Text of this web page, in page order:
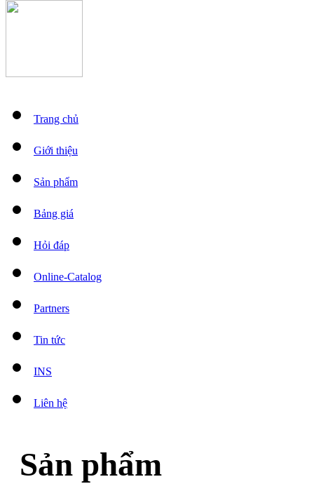
Trang chủ
Giới thiệu
Sản phẩm
Bảng giá
Hỏi đáp
Online-Catalog
Partners
Tin tức
INS
Liên hệ
Sản phẩm